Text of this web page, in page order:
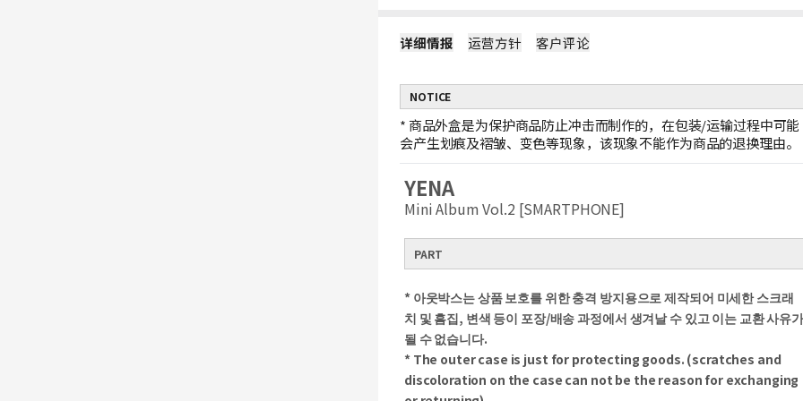
详细情报 运营方针 客户评论
NOTICE
* 商品外盒是为保护商品防止冲击而制作的，在包装/运输过程中可能
会产生划痕及褶皱、变色等现象，该现象不能作为商品的退换理由。
YENA
Mini Album Vol.2 [SMARTPHONE]
PART
* 아웃박스는 상품 보호를 위한 충격 방지용으로 제작되어 미세한 스크래
치 및 흠집, 변색 등이 포장/배송 과정에서 생겨날 수 있고 이는 교환 사유가
될 수 없습니다.
* The outer case is just for protecting goods. (scratches and
discoloration on the case can not be the reason for exchanging